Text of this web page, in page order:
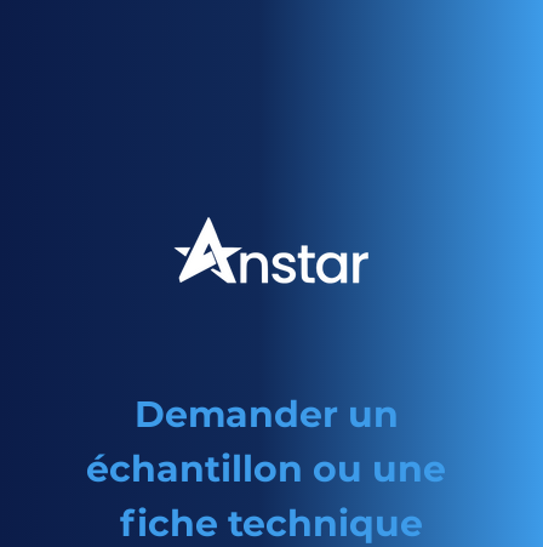
Demander un
échantillon ou une
fiche technique